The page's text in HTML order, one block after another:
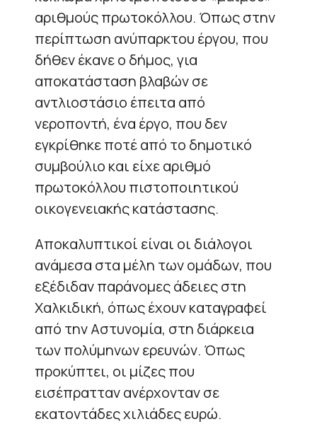
αριθμούς πρωτοκόλλου. Όπως στην
περίπτωση ανύπαρκτου έργου, που
δήθεν έκανε ο δήμος, για
αποκατάσταση βλαβών σε
αντλιοστάσιο έπειτα από
νεροποντή, ένα έργο, που δεν
εγκρίθηκε ποτέ από το δημοτικό
συμβούλιο και είχε αριθμό
πρωτοκόλλου πιστοποιητικού
οικογενειακής κατάστασης.
Αποκαλυπτικοί είναι οι διάλογοι
ανάμεσα στα μέλη των ομάδων, που
εξέδιδαν παράνομες άδειες στη
Χαλκιδική, όπως έχουν καταγραφεί
από την Αστυνομία, στη διάρκεια
των πολύμηνων ερευνών. Όπως
προκύπτει, οι μίζες που
εισέπρατταν ανέρχονταν σε
εκατοντάδες χιλιάδες ευρώ.